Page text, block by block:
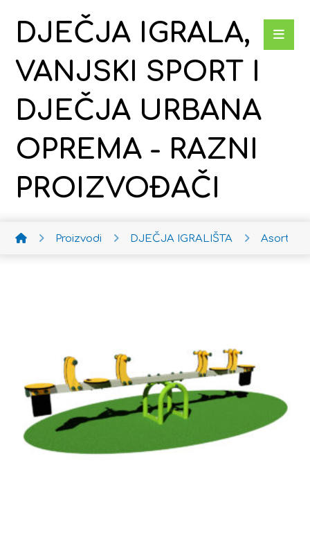
DJEČJA IGRALA,
VANJSKI SPORT I
DJEČJA URBANA
OPREMA - RAZNI
PROIZVOĐAČI
Proizvodi DJEČJA IGRALIŠTA